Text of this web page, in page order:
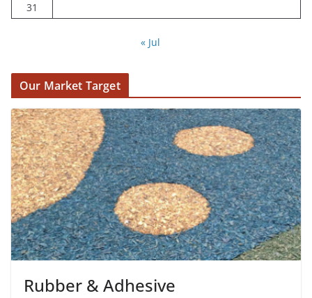
31
« Jul
Our Market Target
Rubber & Adhesive